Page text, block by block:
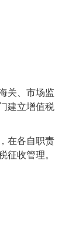
关、市场监
建立增值税
在各自职责
征收管理。